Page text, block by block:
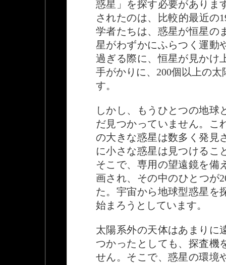
惑星」を探す必要がありま
されたのは、比較的最近の
学者たちは、惑星が恒星の
星がわずかにふらつく運動
過ぎる際に、恒星が見かけ
手がかりに、200個以上の
す。
しかし、もうひとつの地球
だ見つかっていません。こ
の大きな惑星は数多く発見
に小さな惑星は見つけるこ
そこで、専用の望遠鏡を備
画され、その中のひとつが
た。宇宙から地球型惑星を
始まろうとしています。
太陽系外の天体はあまりに
つかったとしても、探査機
せん。そこで、惑星の環境